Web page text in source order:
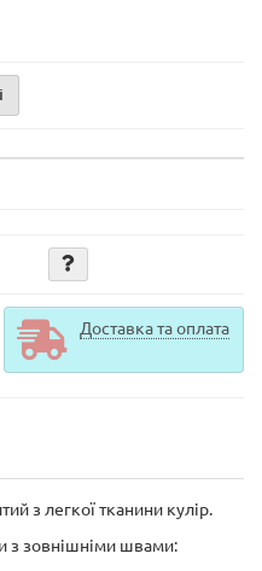
Доставка та оплата
з легкої тканини кулір.
з зовнішніми швами: